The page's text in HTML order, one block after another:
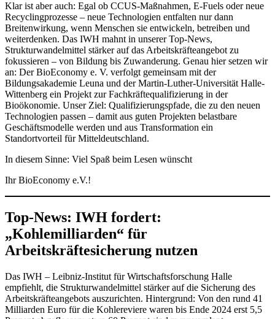
Klar ist aber auch: Egal ob CCUS-Maßnahmen, E-Fuels oder neue
Recyclingprozesse – neue Technologien entfalten nur dann
Breitenwirkung, wenn Menschen sie entwickeln, betreiben und
weiterdenken. Das IWH mahnt in unserer Top-News,
Strukturwandelmittel stärker auf das Arbeitskräfteangebot zu
fokussieren – von Bildung bis Zuwanderung. Genau hier setzen wir
an: Der BioEconomy e. V. verfolgt gemeinsam mit der
Bildungsakademie Leuna und der Martin-Luther-Universität Halle-
Wittenberg ein Projekt zur Fachkräftequalifizierung in der
Bioökonomie. Unser Ziel: Qualifizierungspfade, die zu den neuen
Technologien passen – damit aus guten Projekten belastbare
Geschäftsmodelle werden und aus Transformation ein
Standortvorteil für Mitteldeutschland.
In diesem Sinne: Viel Spaß beim Lesen wünscht
Ihr BioEconomy e.V.!
Top-News: IWH fordert:
„Kohlemilliarden“ für
Arbeitskräftesicherung nutzen
Das IWH – Leibniz-Institut für Wirtschaftsforschung Halle
empfiehlt, die Strukturwandelmittel stärker auf die Sicherung des
Arbeitskräfteangebots auszurichten. Hintergrund: Von den rund 41
Milliarden Euro für die Kohlereviere waren bis Ende 2024 erst 5,5